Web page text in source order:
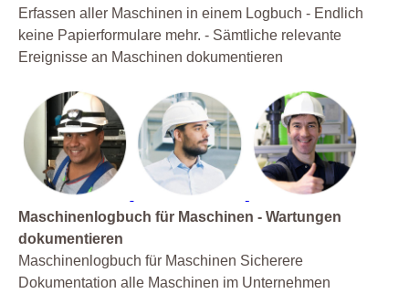
Erfassen aller Maschinen in einem Logbuch - Endlich
keine Papierformulare mehr. - Sämtliche relevante
Ereignisse an Maschinen dokumentieren
Maschinenlogbuch für Maschinen - Wartungen
dokumentieren
Maschinenlogbuch für Maschinen Sicherere
Dokumentation alle Maschinen im Unternehmen